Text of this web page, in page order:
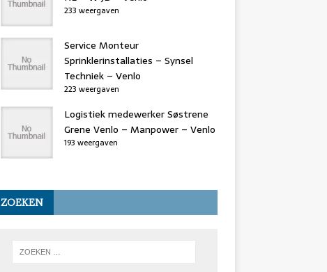
233 weergaven
Service Monteur
Sprinklerinstallaties – Synsel
Techniek – Venlo
223 weergaven
Logistiek medewerker Søstrene
Grene Venlo – Manpower – Venlo
193 weergaven
ZOEKEN